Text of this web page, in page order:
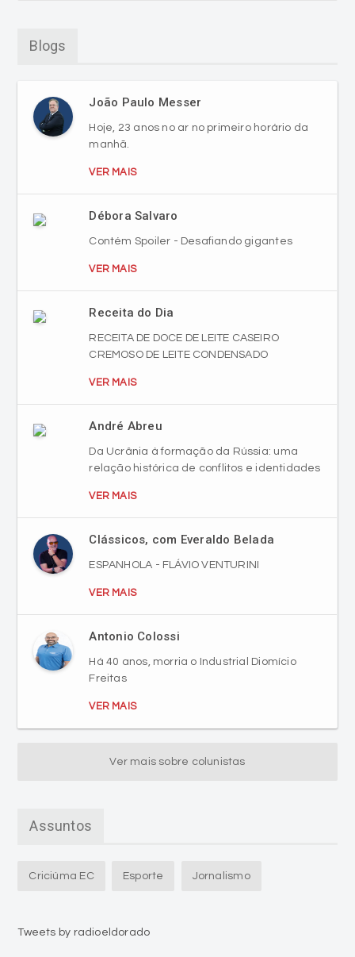
Blogs
João Paulo Messer
Hoje, 23 anos no ar no primeiro horário da
manhã.
VER MAIS
Débora Salvaro
Contém Spoiler - Desafiando gigantes
VER MAIS
Receita do Dia
RECEITA DE DOCE DE LEITE CASEIRO
CREMOSO DE LEITE CONDENSADO
VER MAIS
André Abreu
Da Ucrânia à formação da Rússia: uma
relação histórica de conflitos e identidades
VER MAIS
Clássicos, com Everaldo Belada
ESPANHOLA - FLÁVIO VENTURINI
VER MAIS
Antonio Colossi
Há 40 anos, morria o Industrial Diomício
Freitas
VER MAIS
Ver mais sobre colunistas
Assuntos
Criciúma EC Esporte Jornalismo
Tweets by radioeldorado